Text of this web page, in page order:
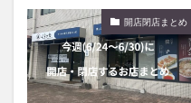
開店閉店まとめ